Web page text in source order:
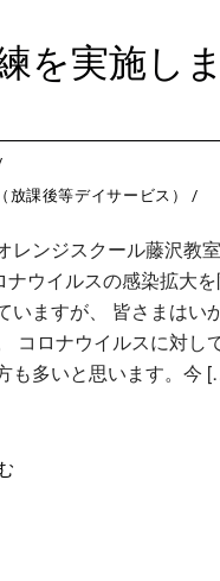
を実施し
放課後等デイサービス）
レンジスクール藤沢教
ウイルスの感染拡大
いますが、 皆さまはい
コロナウイルスに対し
も多いと思います。今